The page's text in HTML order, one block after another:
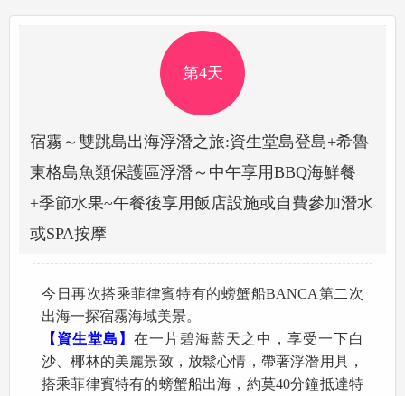
第4天
宿霧～雙跳島出海浮潛之旅:資生堂島登島+希魯
東格島魚類保護區浮潛～中午享用BBQ海鮮餐
+季節水果~午餐後享用飯店設施或自費參加潛水
或SPA按摩
今日再次搭乘菲律賓特有的螃蟹船BANCA第二次
出海一探宿霧海域美景。
【資生堂島】 在一片碧海藍天之中，享受一下白
沙、椰林的美麗景致，放鬆心情，帶著浮潛用具，
搭乘菲律賓特有的螃蟹船出海，約莫40分鐘抵達特